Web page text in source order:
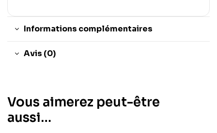
Informations complémentaires
Avis (0)
Vous aimerez peut-être
aussi…